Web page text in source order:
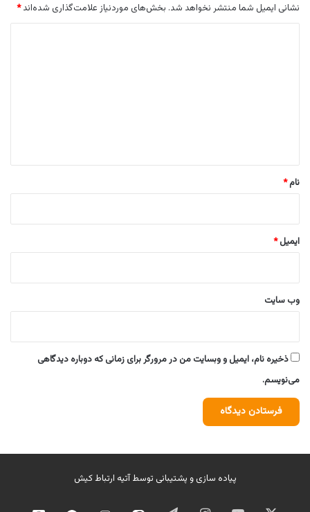
نشانی ایمیل شما منتشر نخواهد شد. بخش‌های موردنیاز علامت‌گذاری شده‌اند*
نام*
ایمیل*
وب‌ سایت
ذخیره نام، ایمیل و وبسایت من در مرورگر برای زمانی که دوباره دیدگاهی
می‌نویسم.
پیاده سازی و پشتیبانی توسطآتیه ارتباط کیش